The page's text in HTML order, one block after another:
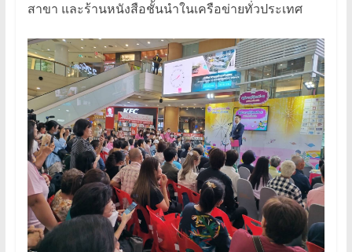
สาขา และร้านหนังสือชั้นนำในเครือข่ายทั่วประเทศ